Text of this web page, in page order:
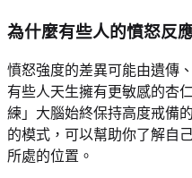
為什麼有些人的憤怒反
憤怒強度的差異可能由遺傳
有些人天生擁有更敏感的杏
練」大腦始終保持高度戒備
的模式，可以幫助你了解自
所處的位置。